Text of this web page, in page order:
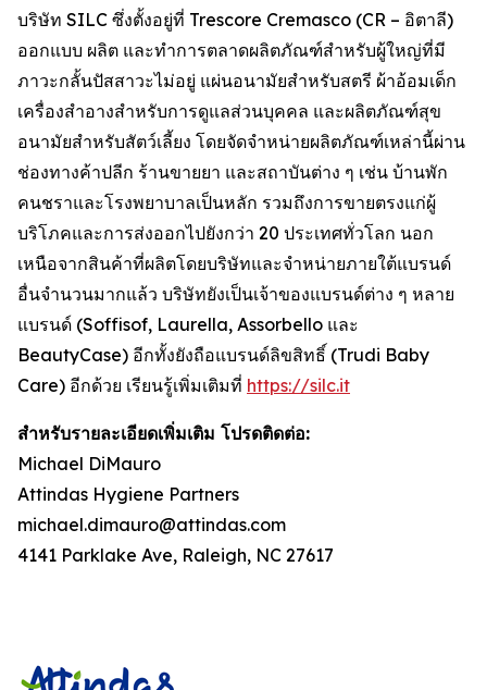
บริษัท SILC ซึ่งตั้งอยู่ที่ Trescore Cremasco (CR – อิตาลี)
ออกแบบ ผลิต และทำการตลาดผลิตภัณฑ์สำหรับผู้ใหญ่ที่มี
ภาวะกลั้นปัสสาวะไม่อยู่ แผ่นอนามัยสำหรับสตรี ผ้าอ้อมเด็ก
เครื่องสำอางสำหรับการดูแลส่วนบุคคล และผลิตภัณฑ์สุข
อนามัยสำหรับสัตว์เลี้ยง โดยจัดจำหน่ายผลิตภัณฑ์เหล่านี้ผ่าน
ช่องทางค้าปลีก ร้านขายยา และสถาบันต่าง ๆ เช่น บ้านพัก
คนชราและโรงพยาบาลเป็นหลัก รวมถึงการขายตรงแก่ผู้
บริโภคและการส่งออกไปยังกว่า 20 ประเทศทั่วโลก นอก
เหนือจากสินค้าที่ผลิตโดยบริษัทและจำหน่ายภายใต้แบรนด์
อื่นจำนวนมากแล้ว บริษัทยังเป็นเจ้าของแบรนด์ต่าง ๆ หลาย
แบรนด์ (Soffisof, Laurella, Assorbello และ
BeautyCase) อีกทั้งยังถือแบรนด์ลิขสิทธิ์ (Trudi Baby
Care) อีกด้วย เรียนรู้เพิ่มเติมที่ https://silc.it
สำหรับรายละเอียดเพิ่มเติม โปรดติดต่อ:
Michael DiMauro
Attindas Hygiene Partners
michael.dimauro@attindas.com
4141 Parklake Ave, Raleigh, NC 27617